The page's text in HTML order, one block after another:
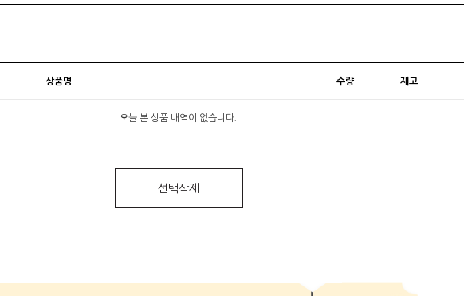
상품명 수량 재고
오늘 본 상품 내역이 없습니다.
선택삭제